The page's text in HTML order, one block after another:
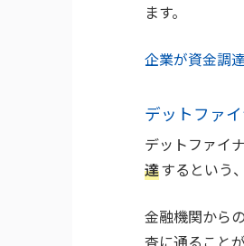
ます。
企業が資金調
デットファ
デットファイ
達するという
金融機関から